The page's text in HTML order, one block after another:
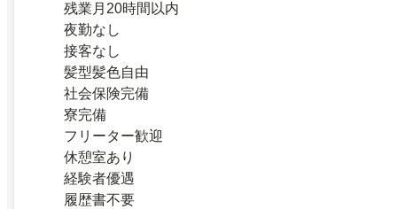
残業月20時間以内
夜勤なし
接客なし
髪型髪色自由
社会保険完備
寮完備
フリーター歓迎
休憩室あり
経験者優遇
履歴書不要